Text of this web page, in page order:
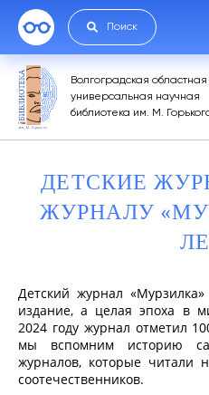
Поиск
Волгоградская областная
универсальная научная
библиотека им. М.
ДЕТСКИЕ
ЖУРНАЛУ
Детский журнал
издание, а целая эпоха в
2024 году журнал отметил
мы вспомним историю
журналов, которые читали
соотечественников.